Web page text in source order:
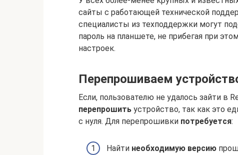
сайты с работающей технической
специалисты из техподдержки могут
пароль на планшете, не прибегая при
настроек.
Перепрошиваем
Если, пользователю не удалось зайти в
перепрошить устройство, так как это
с нуля. Для перепрошивки потребуется:
Найти необходимую версию